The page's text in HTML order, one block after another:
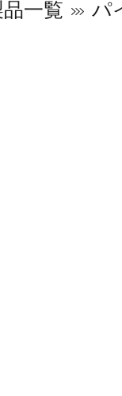
品一覧 パ